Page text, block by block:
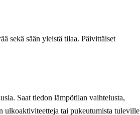
sekä sään yleistä tilaa. Päivittäiset
Saat tiedon lämpötilan vaihtelusta,
ulkoaktiviteetteja tai pukeutumista tuleville